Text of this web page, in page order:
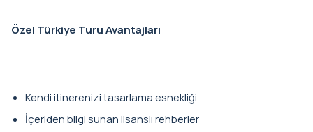
Özel Türkiye Turu Avantajları
Kendi itinerenizi tasarlama esnekliği
İçeriden bilgi sunan lisanslı rehberler